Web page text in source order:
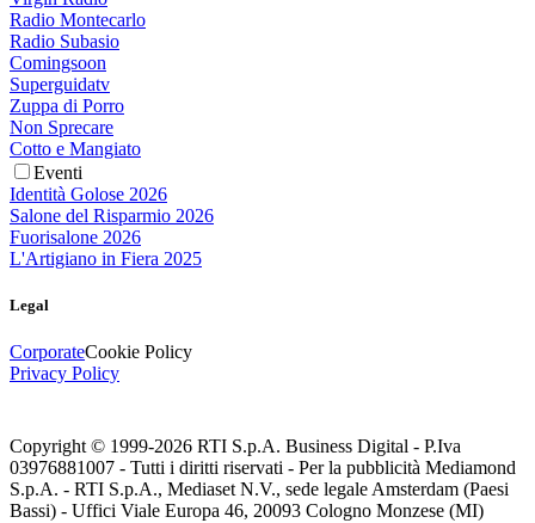
Radio Montecarlo
Radio Subasio
Comingsoon
Superguidatv
Zuppa di Porro
Non Sprecare
Cotto e Mangiato
Eventi
Identità Golose 2026
Salone del Risparmio 2026
Fuorisalone 2026
L'Artigiano in Fiera 2025
Legal
CorporateCookie Policy
Privacy Policy
Copyright © 1999-2026 RTI S.p.A. Business Digital - P.Iva
03976881007 - Tutti i diritti riservati - Per la pubblicità Mediamond
S.p.A. - RTI S.p.A., Mediaset N.V., sede legale Amsterdam (Paesi
Bassi) - Uffici Viale Europa 46, 20093 Cologno Monzese (MI)